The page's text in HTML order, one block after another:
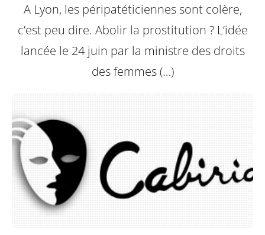
A Lyon, les péripatéticiennes sont colère,
c’est peu dire. Abolir la prostitution ? L’idée
lancée le 24 juin par la ministre des droits
des femmes (…)